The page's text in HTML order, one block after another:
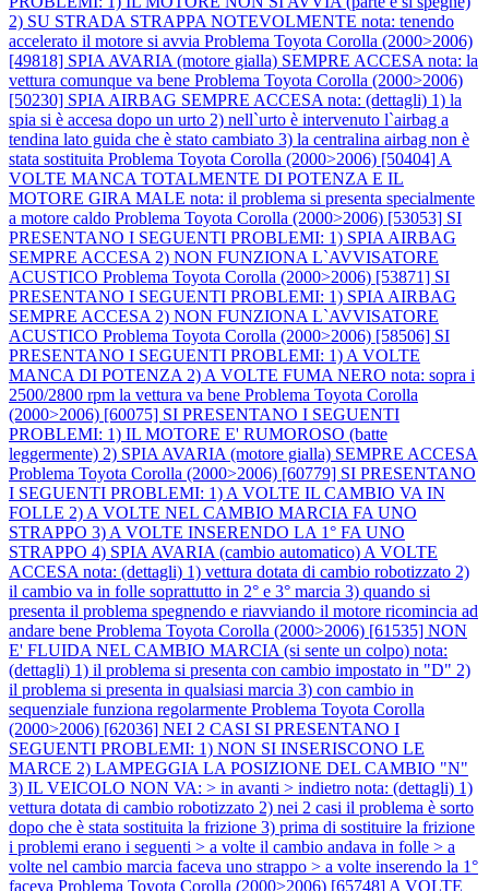
2) SU STRADA STRAPPA NOTEVOLMENTE nota: tenendo
accelerato il motore si avvia Problema Toyota Corolla (2000>2006)
[49818] SPIA AVARIA (motore gialla) SEMPRE ACCESA nota: la
vettura comunque va bene Problema Toyota Corolla (2000>2006)
[50230] SPIA AIRBAG SEMPRE ACCESA nota: (dettagli) 1) la
spia si è accesa dopo un urto 2) nell`urto è intervenuto l`airbag a
tendina lato guida che è stato cambiato 3) la centralina airbag non è
stata sostituita Problema Toyota Corolla (2000>2006) [50404] A
VOLTE MANCA TOTALMENTE DI POTENZA E IL
MOTORE GIRA MALE nota: il problema si presenta specialmente
a motore caldo Problema Toyota Corolla (2000>2006) [53053] SI
PRESENTANO I SEGUENTI PROBLEMI: 1) SPIA AIRBAG
SEMPRE ACCESA 2) NON FUNZIONA L`AVVISATORE
ACUSTICO Problema Toyota Corolla (2000>2006) [53871] SI
PRESENTANO I SEGUENTI PROBLEMI: 1) SPIA AIRBAG
SEMPRE ACCESA 2) NON FUNZIONA L`AVVISATORE
ACUSTICO Problema Toyota Corolla (2000>2006) [58506] SI
PRESENTANO I SEGUENTI PROBLEMI: 1) A VOLTE
MANCA DI POTENZA 2) A VOLTE FUMA NERO nota: sopra i
2500/2800 rpm la vettura va bene Problema Toyota Corolla
(2000>2006) [60075] SI PRESENTANO I SEGUENTI
PROBLEMI: 1) IL MOTORE E' RUMOROSO (batte
leggermente) 2) SPIA AVARIA (motore gialla) SEMPRE ACCESA
Problema Toyota Corolla (2000>2006) [60779] SI PRESENTANO
I SEGUENTI PROBLEMI: 1) A VOLTE IL CAMBIO VA IN
FOLLE 2) A VOLTE NEL CAMBIO MARCIA FA UNO
STRAPPO 3) A VOLTE INSERENDO LA 1° FA UNO
STRAPPO 4) SPIA AVARIA (cambio automatico) A VOLTE
ACCESA nota: (dettagli) 1) vettura dotata di cambio robotizzato 2)
il cambio va in folle soprattutto in 2° e 3° marcia 3) quando si
presenta il problema spegnendo e riavviando il motore ricomincia ad
andare bene Problema Toyota Corolla (2000>2006) [61535] NON
E' FLUIDA NEL CAMBIO MARCIA (si sente un colpo) nota:
(dettagli) 1) il problema si presenta con cambio impostato in "D" 2)
il problema si presenta in qualsiasi marcia 3) con cambio in
sequenziale funziona regolarmente Problema Toyota Corolla
(2000>2006) [62036] NEI 2 CASI SI PRESENTANO I
SEGUENTI PROBLEMI: 1) NON SI INSERISCONO LE
MARCE 2) LAMPEGGIA LA POSIZIONE DEL CAMBIO "N"
3) IL VEICOLO NON VA: > in avanti > indietro nota: (dettagli) 1)
vettura dotata di cambio robotizzato 2) nei 2 casi il problema è sorto
dopo che è stata sostituita la frizione 3) prima di sostituire la frizione
i problemi erano i seguenti > a volte il cambio andava in folle > a
volte nel cambio marcia faceva uno strappo > a volte inserendo la 1°
faceva Problema Toyota Corolla (2000>2006) [65748] A VOLTE